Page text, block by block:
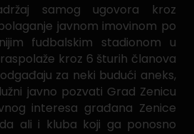
samog ugovora kroz
javnom imovinom po
fudbalskim stadionom u
kroz 6 šturih članova
za neki budući aneks,
javno pozvati Grad Zenicu
interesa građana Zenice
ali i kluba koji ga ponosno